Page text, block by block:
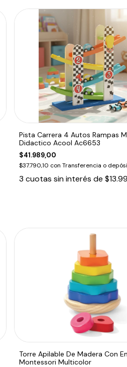
Pista Carrera 4 Autos Rampas
Didactico Acool Ac6653
$41.989,00
$37.790,10 con Transferencia o
3 cuotas sin interés de
Torre Apilable De Madera Con
Montessori Multicolor